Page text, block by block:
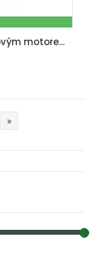
GTS 600 - drtič dřeva s benzinovým motorem